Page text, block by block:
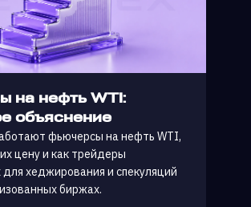
на нефть WTI:
объяснение
фьючерсы на нефть WTI,
цену и как трейдеры
для хеджирования и спекуляций
биржах.